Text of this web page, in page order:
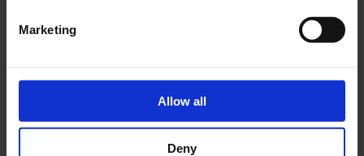
Marketing
Allow all
Deny
3.27
3.15
15.57
5.5 3.32 16.13 12.77 3.38
16.36